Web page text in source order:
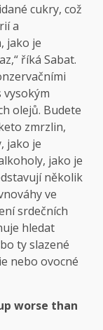
cukry, což
a
jako je
říká Sabat.
olejů. Budete
zmrzlin,
jako je
jako je
několik
ve
srdečních
hledat
ty slazené
nebo ovocné
worse than